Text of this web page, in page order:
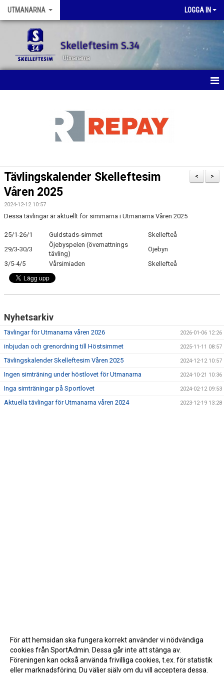
UTMANARNA LOGGA IN
Skelleftesim S.34
Utmanarna
DOKUMENT
KONTAKT
>
<
Tävlingskalender Skelleftesim
Våren 2025
2024-12-12 10:57
Dessa tävlingar är aktuellt för simmarna i Utmanarna Våren 2025
25/1-26/1 Guldstads-simmet
Skellefteå
29/3-30/3
Öjebyspelen (övernattnings
tävling)
Öjebyn
3/5-4/5
Vårsimiaden Skellefteå
Nyhetsarkiv
Tävlingar för Utmanarna våren 2026 2026-01-06 12:26
inbjudan och grenordning till Höstsimmet 2025-11-11 08:57
Tävlingskalender Skelleftesim Våren 2025 2024-12-12 10:57
Ingen simträning under höstlovet för Utmanarna 2024-10-21 10:36
Inga simträningar på Sportlovet 2024-02-12 09:53
Aktuella tävlingar för Utmanarna våren 2024 2023-12-19 13:28
För att hemsidan ska fungera korrekt använder vi nödvändiga
cookies från SportAdmin. Dessa går inte att stänga av.
Föreningen kan också använda frivilliga cookies, t.ex. för statistik
eller marknadsföring. Du väljer själv om du vill acceptera dessa.